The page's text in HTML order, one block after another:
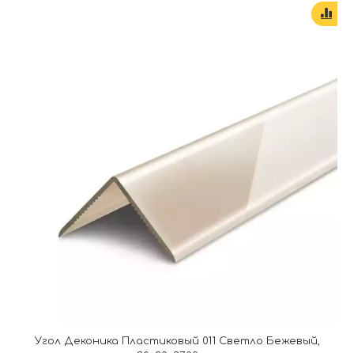
Угол Деконика Пластиковый 011 Светло Бежевый,